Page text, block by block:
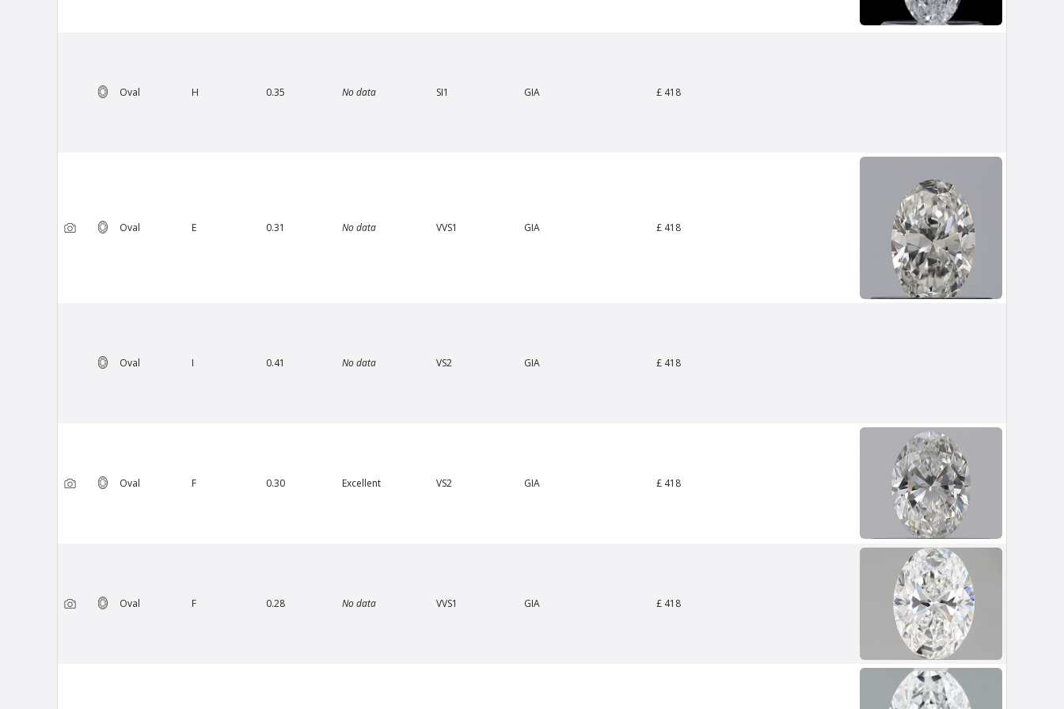
Van Amstel Stedelijk
excl. VAT
Van Amstel Waag
£ 425excl. VAT
Oval H 0.35 No data SI1 GIA £ 418
Oval E 0.31 No data VVS1 GIA £ 418
Oval I 0.41 No data VS2 GIA £ 418
Oval F 0.30 Excellent VS2 GIA £ 418
Oval F 0.28 No data VVS1 GIA £ 418